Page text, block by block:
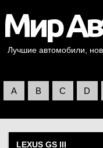
Лучшие автомобили,
A B C D
LEXUS GS III